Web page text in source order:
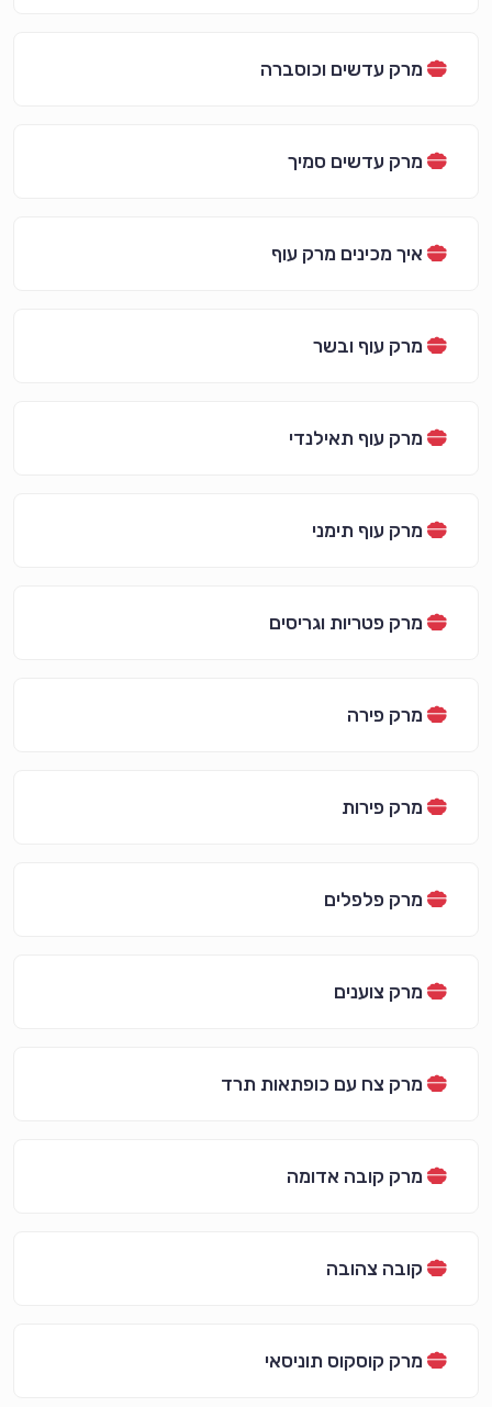
מרק עדשים וכוסברה
מרק עדשים סמיך
איך מכינים מרק עוף
מרק עוף ובשר
מרק עוף תאילנדי
מרק עוף תימני
מרק פטריות וגריסים
מרק פירה
מרק פירות
מרק פלפלים
מרק צוענים
מרק צח עם כופתאות תרד
מרק קובה אדומה
קובה צהובה
מרק קוסקוס תוניסאי